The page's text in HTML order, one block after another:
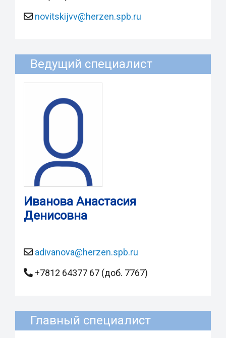
novitskijvv@herzen.spb.ru
Ведущий специалист
Иванова Анастасия
Денисовна
adivanova@herzen.spb.ru
+7812 64377 67 (доб. 7767)
Главный специалист